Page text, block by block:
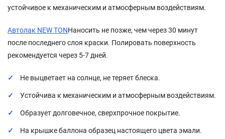
устойчивое к механическим и атмосферным воздействиям.
Автолак NEW TONНаносить не позже, чем через 30 минут
после последнего слоя краски. Полировать поверхность
рекомендуется через 5-7 дней.
Не выцветает на солнце, не теряет блеска.
Устойчива к механическим и атмосферным воздействиям.
Образует долговечное, сверхпрочное покрытие.
На крышке баллона образец настоящего цвета эмали.